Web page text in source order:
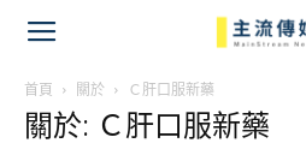
首頁 關於 Ｃ肝口服新藥
關於: Ｃ肝口服新藥